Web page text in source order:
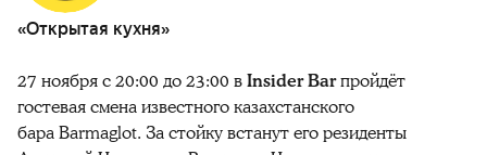
«Открытая кухня»
27 ноября с 20:00 до 23:00 вInsider Barпройдёт
гостевая смена известного казахстанского
бараBarmaglot. За стойку встанут его резиденты